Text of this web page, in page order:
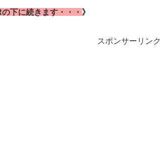
下に続きます・・・ 》
スポンサーリンク